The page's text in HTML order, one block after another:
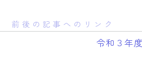
前後の記事へのリンク
令和３年